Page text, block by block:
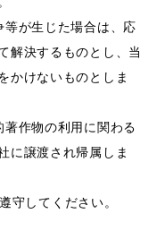
が生じた場合は、応
解決するものとし、当
かけないものとしま
作物の利用に関わる
に譲渡され帰属しま
守してください。